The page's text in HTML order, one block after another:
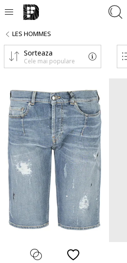
LES HOMMES
Sorteaza
Cele mai populare